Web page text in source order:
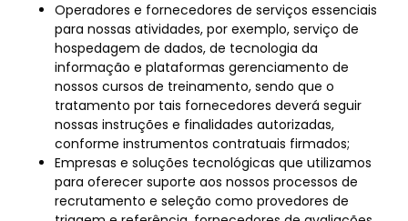
Operadores e fornecedores de serviços essenciais
para nossas atividades, por exemplo, serviço de
hospedagem de dados, de tecnologia da
informação e plataformas gerenciamento de
nossos cursos de treinamento, sendo que o
tratamento por tais fornecedores deverá seguir
nossas instruções e finalidades autorizadas,
conforme instrumentos contratuais firmados;
Empresas e soluções tecnológicas que utilizamos
para oferecer suporte aos nossos processos de
recrutamento e seleção como provedores de